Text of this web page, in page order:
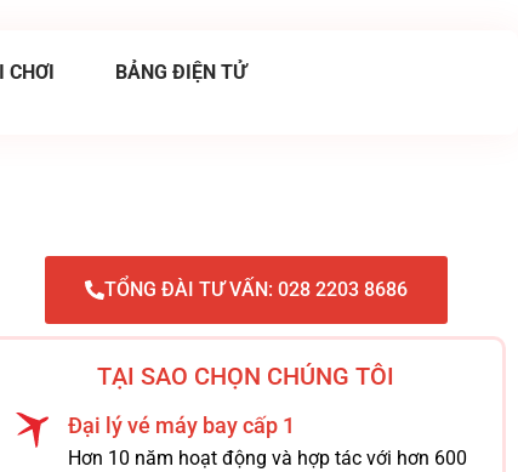
CHƠI BẢNG ĐIỆN TỬ
TỔNG ĐÀI TƯ VẤN: 028 2203 8686
TẠI SAO CHỌN CHÚNG TÔI
Đại lý vé máy bay cấp 1
Hơn 10 năm hoạt động và hợp tác với hơn 600